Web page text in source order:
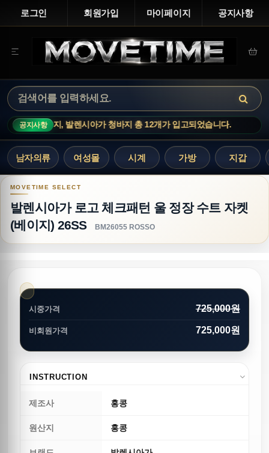
로그인 회원가입 마이페이지 공지사항
공지사항
청바지 총 12개가 입고되었습니다. 신상 업데이트 : 루이비통 티
남자의류 여성몰 시계 가방 지갑
발렌시아가 로고 체크패턴 울 정장 수트 자켓 (베
발렌시아가 로고 체크패턴 울 정장 수트 자켓
(베이지) 26SS
BM26055 ROSSO
시중가격 725,000원
비회원가격 725,000원
INSTRUCTION
제조사 홍콩
원산지 홍콩